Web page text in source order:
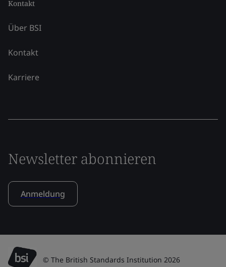
Kontakt
Über BSI
Kontakt
Karriere
Newsletter abonnieren
Anmeldung
© The British Standards Institution 2026